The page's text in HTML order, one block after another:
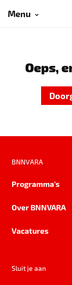
Menu
Oeps,
BNNVARA
Programma's
Over BNNVARA
Vacatures
Sluit je aan